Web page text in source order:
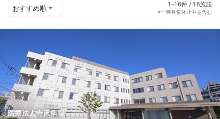
1-16件 / 16施設
※一時募集休止中を含む
医療法人寺沢病院